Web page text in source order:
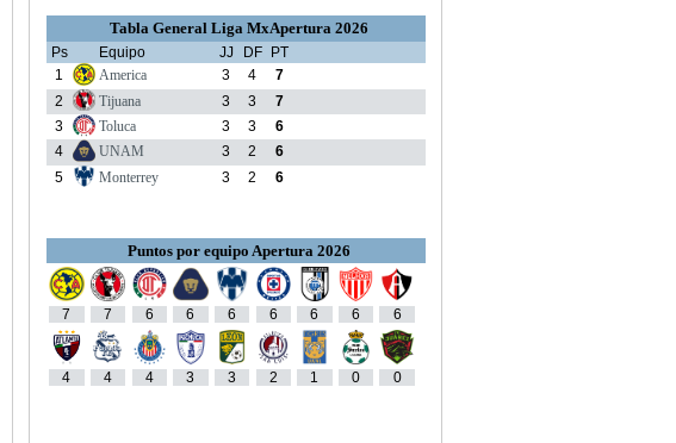
Tabla General Liga MxApertura 2026
Ps Equipo JJ DF PT
1
America 3 4
7
2
Tijuana 3 3
7
3
Toluca 3 3
6
4
UNAM 3 2
6
5
Monterrey 3 2 6
Puntos por equipo Apertura 2026
7 7 6 6 6 6 6 6 6
4 4 4 3 3 2 1 0 0